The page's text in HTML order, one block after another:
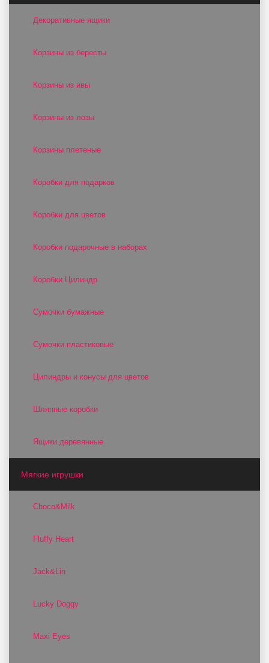
Декоративные ящики
Корзины из бересты
Корзины из ивы
Корзины из лозы
Корзины плетеные
Коробки для подарков
Коробки для цветов
Коробки подарочные в наборах
Коробки Цилиндр
Сумочки бумажные
Сумочки пластиковые
Цилиндры и конусы для цветов
Шляпные коробки
Ящики деревянные
Мягкие игрушки
Choco&Milk
Fluffy Heart
Jack&Lin
Lucky Doggy
Maxi Eyes